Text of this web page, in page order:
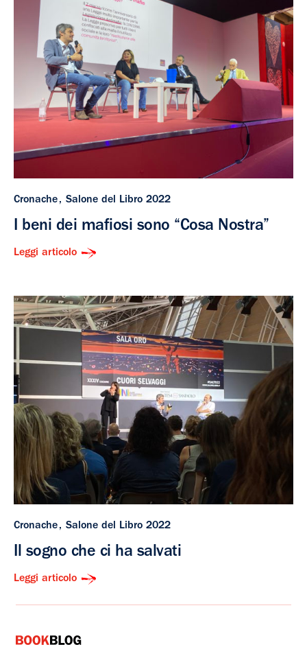
Cronache Salone del Libro 2022
I beni dei mafiosi sono “Cosa Nostra”
Leggi articolo
Cronache Salone del Libro 2022
Il sogno che ci ha salvati
Leggi articolo